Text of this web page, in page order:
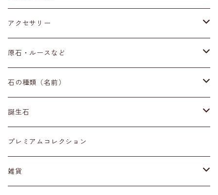
アクセサリー
ブレスレット
イヤリング・ピアス
ネックレス・ペンダントトップ
リング
材質
原石・ルースなど
原石
丸玉
標本
磨き石
石の種類（名前）
ア行
アイオライト
アクアマリン
カ行
カーネリアン
サ行
誕生石
１月
２月
プレミアムコレクション
雑貨